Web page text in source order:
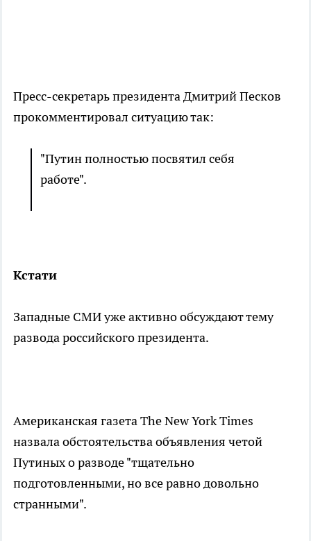
Пресс-секретарь президента Дмитрий Песков
прокомментировал ситуацию так:
"Путин полностью посвятил себя
работе".
Кстати
Западные СМИ уже активно обсуждают тему
развода российского президента.
Американская газета The New York Times
назвала обстоятельства объявления четой
Путиных о разводе "тщательно
подготовленными, но все равно довольно
странными".